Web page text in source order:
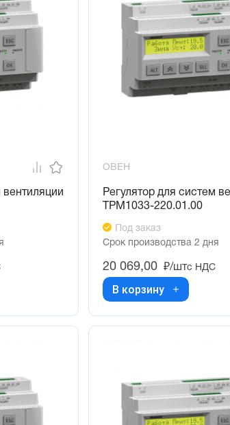
карта регистров делают возможным
это позволяет ввести прибор
за счет поддержки управления
вентиляции
ОВЕН
Регулятор для систем
ТРМ1033-220.01.00
Под заказ
Срок производства 2 дня
20 069,00 ₽/штс НДС
В корзину